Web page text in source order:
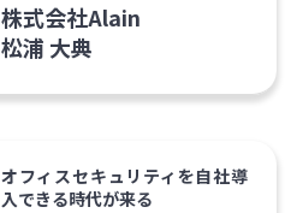
株式会社Alain
松浦 大典
オフィスセキュリティを自社導
入できる時代が来る